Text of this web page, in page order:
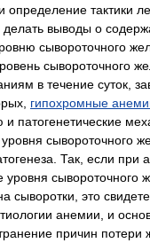
определение тактики
делать выводы о
сывороточного
сывороточного
в течение суток,
гипохромные
патогенетические
сывороточного
Так, если при
уровня сывороточного
сыворотки, это
анемии, и
причин потери